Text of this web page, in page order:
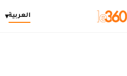
العربية▾